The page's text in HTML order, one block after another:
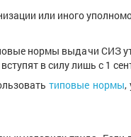
или иного
нормы выдачи СИЗ
в силу лишь с 1
типовые нормы,